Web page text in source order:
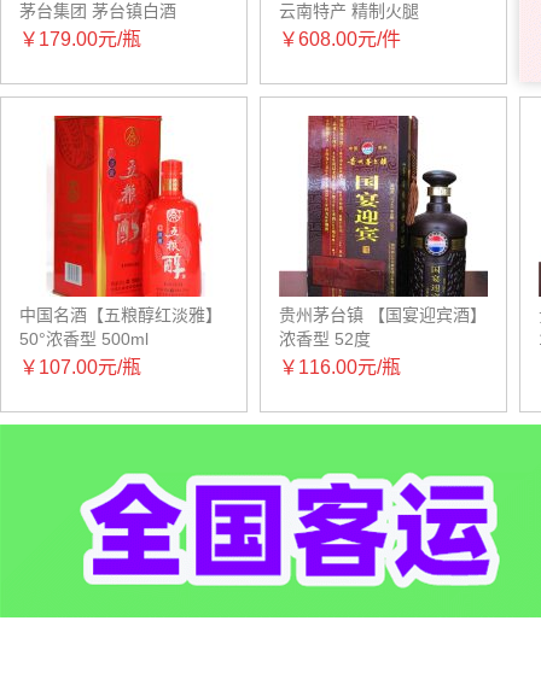
茅台集团 茅台镇白酒
￥179.00元/瓶
云南特产 精制火腿
￥608.00元/件
中国名酒【五粮醇红淡雅】
50°浓香型 500ml
￥107.00元/瓶
贵州茅台镇 【国宴迎宾酒】
浓香型 52度
￥116.00元/瓶